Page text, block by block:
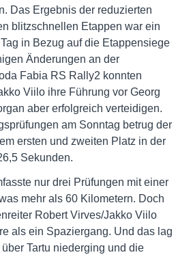
Das Ergebnis der reduzierten
blitzschnellen Etappen war ein
in Bezug auf die Etappensiege
Änderungen an der
Fabia RS Rally2 konnten
Viilo ihre Führung vor Georg
aber erfolgreich verteidigen.
am Sonntag betrug der
ersten und zweiten Platz in der
Sekunden.
nur drei Prüfungen mit einer
mehr als 60 Kilometern. Doch
Robert Virves/Jakko Viilo
als ein Spaziergang. Und das lag
Tartu niederging und die